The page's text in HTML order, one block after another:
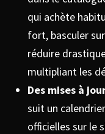
qui achète
fort, basculer
réduire
multipliant les
Des mises à
suit un
officielles sur le